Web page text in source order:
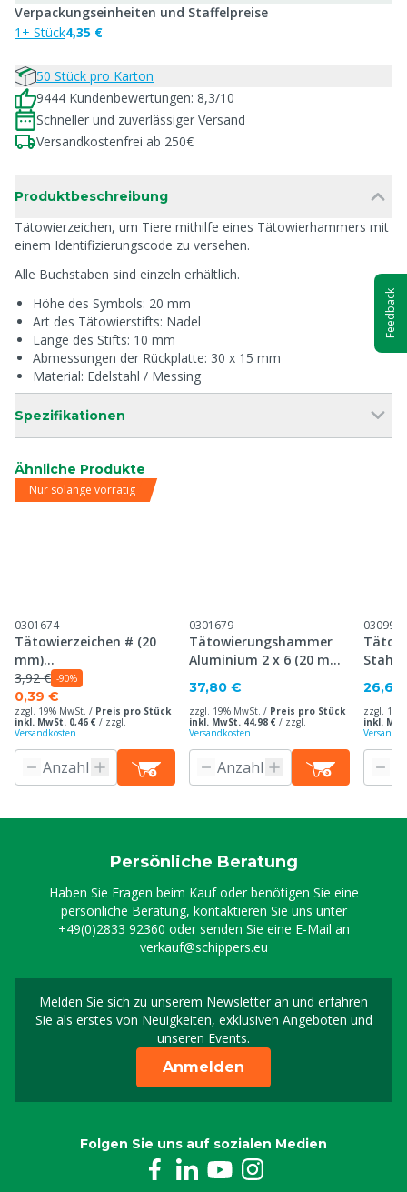
Verpackungseinheiten und Staffelpreise
1+ Stück4,35 €
50 Stück pro Karton
9444 Kundenbewertungen: 8,3/10
Schneller und zuverlässiger Versand
Versandkostenfrei ab 250€
Produktbeschreibung
Tätowierzeichen, um Tiere mithilfe eines Tätowierhammers mit
einem Identifizierungscode zu versehen.
Alle Buchstaben sind einzeln erhältlich.
Höhe des Symbols: 20 mm
Art des Tätowierstifts: Nadel
Länge des Stifts: 10 mm
Abmessungen der Rückplatte: 30 x 15 mm
Material: Edelstahl / Messing
Spezifikationen
Ähnliche Produkte
Nur solange vorrätig
0301674
Tätowierzeichen # (20
mm)
Tätowierungshammer,
30 mm Platte
3,92 € -90%
0,39 €
zzgl. 19% MwSt. / Preis pro Stück
inkl. MwSt. 0,46 € / zzgl.
Versandkosten
0301679
Tätowierungshammer
Aluminium 2 x 6 (20 mm),
37,80 €
zzgl. 19% MwSt. / Preis pro Stück
inkl. MwSt. 44,98 € / zzgl.
Versandkosten
0309957
Stahl
26,60
zzgl.
inkl.
Persönliche Beratung
Haben Sie Fragen beim Kauf oder benötigen Sie eine
persönliche Beratung, kontaktieren Sie uns unter
+49(0)2833 92360 oder senden Sie eine E-Mail an
verkauf@schippers.eu
Melden Sie sich zu unserem Newsletter an und erfahren
Sie als erstes von Neuigkeiten, exklusiven Angeboten und
unseren Events.
Melden Sie sich für
Anmelden
Folgen Sie uns auf sozialen Medien
Feedback